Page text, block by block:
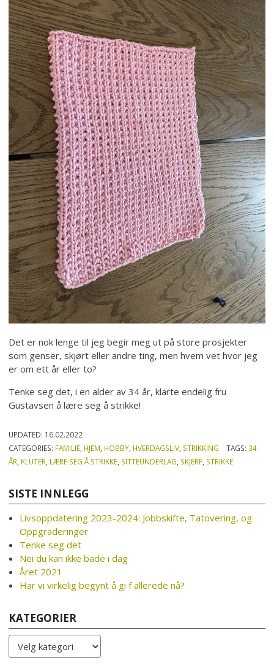
Det er nok lenge til jeg begir meg ut på store prosjekter
som genser, skjørt eller andre ting, men hvem vet hvor jeg
er om ett år eller to?
Tenke seg det, i en alder av 34 år, klarte endelig fru
Gustavsen å lære seg å strikke!
UPDATED: 16.02.2022
CATEGORIES: FAMILIE, HJEM, HOBBY, HVERDAGSLIV, STRIKKING TAGS: 34
ÅR, KLUTER, LÆRE SEG Å STRIKKE, SITTEUNDERLAG, SKJERF, STRIKKE
SISTE INNLEGG
Livsoppdatering 2023-2024: Jobbskifte, Tatovering, og
Oppgraderinger
Tenke seg det
Nei du kan ikke bade i dag
Året 2021
Har vi virkelig begynt å gi f allerede nå?
KATEGORIER
Kategorier